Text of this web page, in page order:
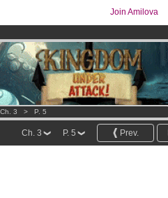
Join Amilova
Ch. 3 > P. 5
Prev.
P. 5
Ch. 3